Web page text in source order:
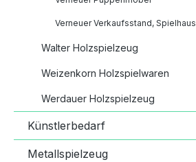
Verneuer Verkaufsstand, Spielhaus
Walter Holzspielzeug
Weizenkorn Holzspielwaren
Werdauer Holzspielzeug
Künstlerbedarf
Metallspielzeug